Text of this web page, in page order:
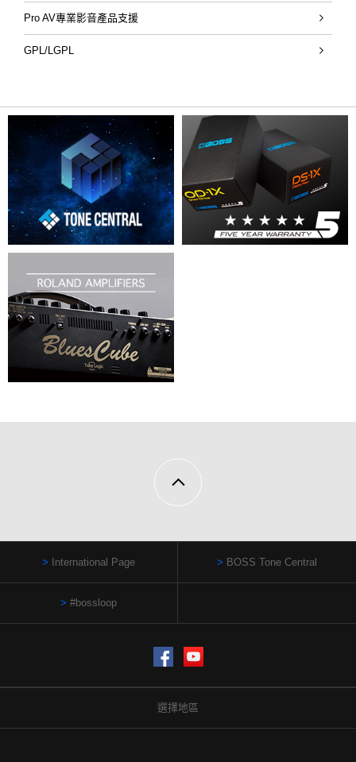
Pro AV專業影音產品支援
GPL/LGPL
International Page BOSS Tone Central
#bossloop
FacebookYouTube
選擇地區